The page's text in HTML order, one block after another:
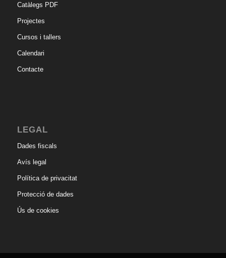
Catàlegs PDF
Projectes
Cursos i tallers
Calendari
Contacte
LEGAL
Dades fiscals
Avís legal
Política de privacitat
Protecció de dades
Ús de cookies